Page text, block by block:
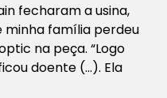
fecharam a usina,
minha família perdeu
na peça. “Logo
doente (…). Ela